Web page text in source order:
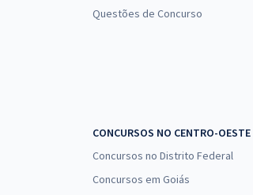
Questões de Concurso
CONCURSOS NO CENTRO-OESTE
Concursos no Distrito Federal
Concursos em Goiás